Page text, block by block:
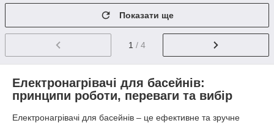
Показати ще
1 / 4
Електронагрівачі для басейнів:
принципи роботи, переваги та вибір
Електронагрівачі для басейнів – це ефективне та зручне